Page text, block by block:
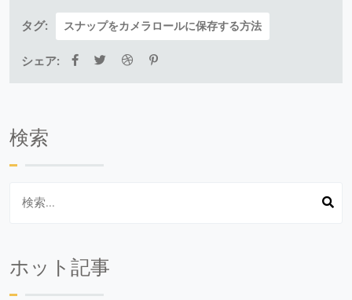
タグ: スナップをカメラロールに保存する方法
シェア:
検索
ホット記事